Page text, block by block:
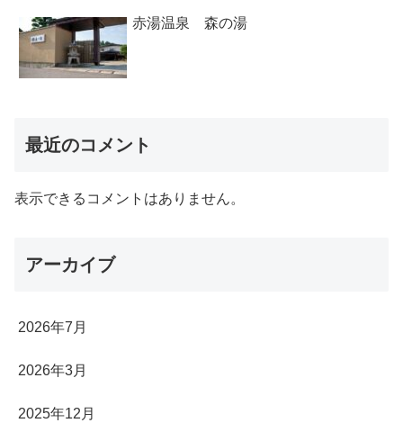
赤湯温泉 森の湯
最近のコメント
表示できるコメントはありません。
アーカイブ
2026年7月
2026年3月
2025年12月